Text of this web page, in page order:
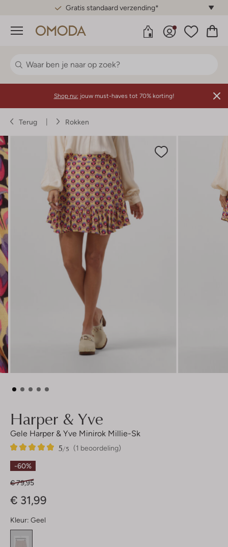
Gratis standaard verzending*
Menu
Shop nu: jouw must-haves tot 70% korting!
Terug Rokken
Harper & Yve
Gele Harper & Yve Minirok Millie-Sk
(1 beoordeling)
5/5
1
5
Sterren
-60%
€ 79,95
€ 31,99
Kleur: Geel